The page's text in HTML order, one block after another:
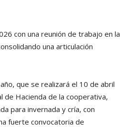
con una reunión de trabajo en la
una articulación
que se realizará el 10 de abril
de Hacienda de la cooperativa,
para invernada y cría, con
fuerte convocatoria de